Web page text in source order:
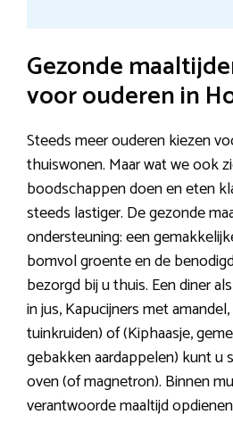
Gezonde
voor ouderen in
Steeds meer ouderen kiezen
thuiswonen. Maar wat we ook
boodschappen doen en eten
steeds lastiger. De gezonde
ondersteuning: een
bomvol groente en de
bezorgd bij u thuis. Een diner
in jus, Kapucijners met
tuinkruiden) of (Kiphaasje,
gebakken aardappelen) kunt u
oven (of magnetron). Binnen
verantwoorde maaltijd